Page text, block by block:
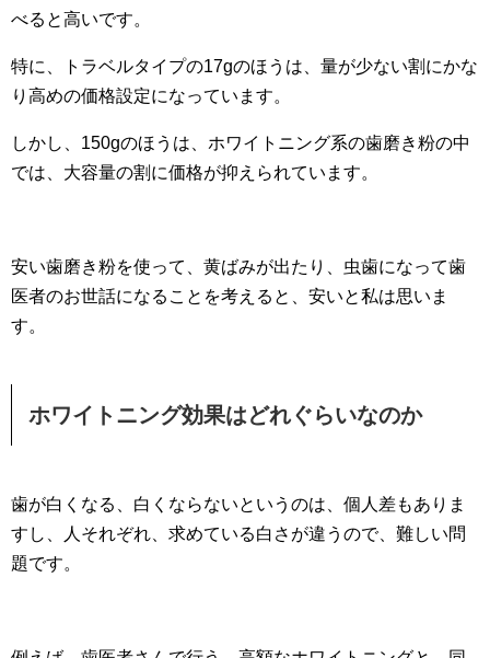
べると高いです。
特に、トラベルタイプの17gのほうは、量が少ない割にかな
り高めの価格設定になっています。
しかし、150gのほうは、ホワイトニング系の歯磨き粉の中
では、大容量の割に価格が抑えられています。
安い歯磨き粉を使って、黄ばみが出たり、虫歯になって歯
医者のお世話になることを考えると、安いと私は思いま
す。
ホワイトニング効果はどれぐらいなのか
歯が白くなる、白くならないというのは、個人差もありま
すし、人それぞれ、求めている白さが違うので、難しい問
題です。